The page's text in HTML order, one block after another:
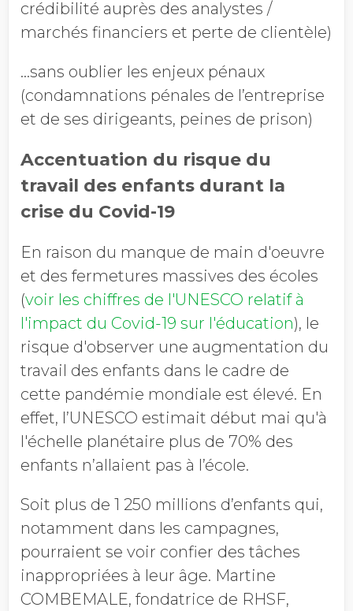
crédibilité auprès des analystes /
marchés financiers et perte de clientèle)
…sans oublier les enjeux pénaux
(condamnations pénales de l’entreprise
et de ses dirigeants, peines de prison)
Accentuation du risque du
travail des enfants durant la
crise du Covid-19
En raison du manque de main d'oeuvre
et des fermetures massives des écoles
(voir les chiffres de l'UNESCO relatif à
l'impact du Covid-19 sur l'éducation), le
risque d'observer une augmentation du
travail des enfants dans le cadre de
cette pandémie mondiale est élevé. En
effet, l’UNESCO estimait début mai qu'à
l'échelle planétaire plus de 70% des
enfants n’allaient pas à l’école.
Soit plus de 1 250 millions d’enfants qui,
notamment dans les campagnes,
pourraient se voir confier des tâches
inappropriées à leur âge. Martine
COMBEMALE, fondatrice de RHSF,